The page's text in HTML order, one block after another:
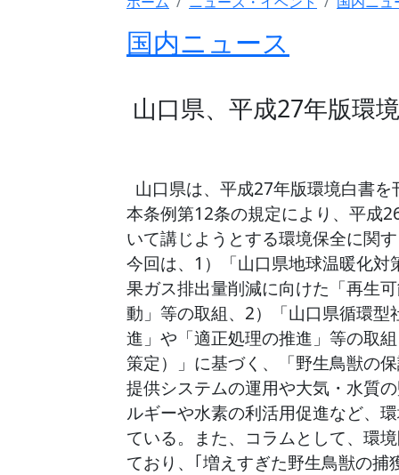
国内ニュース
山口県、平成27年版環
山口県は、平成27年版環境白書
本条例第12条の規定により、平成
いて講じようとする環境保全に関
今回は、1）「山口県地球温暖化
果ガス排出量削減に向けた「再生
動」等の取組、2）「山口県循環
進」や「適正処理の推進」等の取
策定）」に基づく、「野生鳥獣の
提供システムの運用や大気・水質
ルギーや水素の利活用促進など、
ている。また、コラムとして、環
ており、｢増えすぎた野生鳥獣の